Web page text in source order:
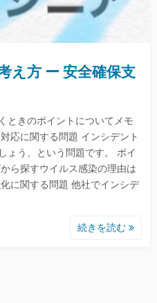
え方 ー 安全確保支
ときのポイントについてメモ
応に関する問題 インシデント
ょう、という問題です。 ポイ
ら探すウイルス感染の理由は
に関する問題 他社でインシデ
続きを読む